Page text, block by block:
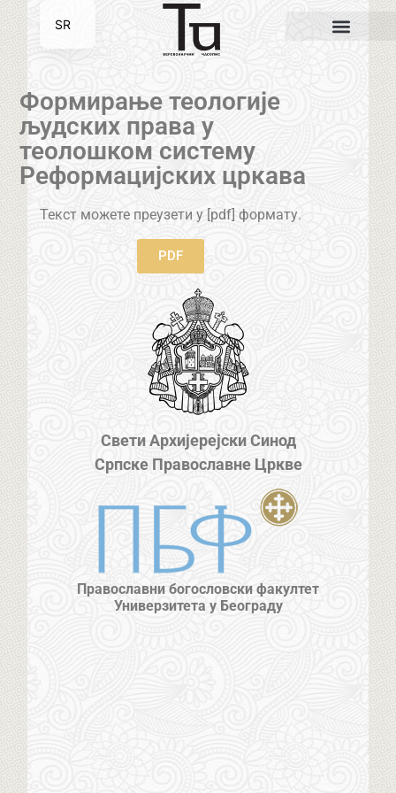
Формирање теологије
људских права у
теолошком систему
Реформацијских цркава
Текст можете преузети у [pdf] формату.
PDF
Свети Архијерејски Синод
Српске Православне Цркве
Православни богословски факултет
Универзитета у Београду
SR
EN